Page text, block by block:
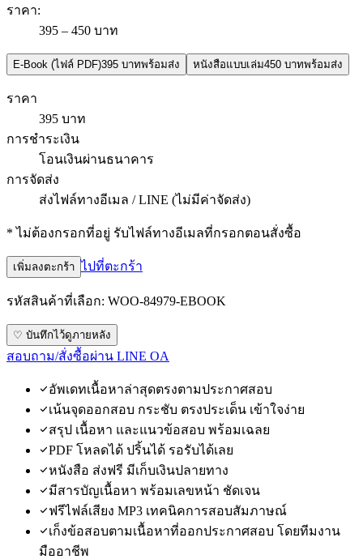
ราคา:
395 – 450 บาท
E-Book (ไฟล์ PDF)395 บาทพร้อมส่ง หนังสือแบบเล่ม450 บาทพร้อมส่ง
ราคา
395 บาท
การชำระเงิน
โอนเงินผ่านธนาคาร
การจัดส่ง
ส่งไฟล์ทางอีเมล / LINE (ไม่มีค่าจัดส่ง)
* ไม่ต้องกรอกที่อยู่ รับไฟล์ทางอีเมลที่กรอกตอนสั่งซื้อ
เพิ่มลงตะกร้า ไปที่ตะกร้า
รหัสสินค้าที่เลือก: WOO-84979-EBOOK
♡ บันทึกไว้ดูภายหลัง
สอบถาม/สั่งซื้อผ่าน LINE OA
อัพเดทเนื้อหาล่าสุดตรงตามประกาศสอบ
เน้นจุดออกสอบ กระชับ ตรงประเด็น เข้าใจง่าย
สรุป เนื้อหา และแนวข้อสอบ พร้อมเฉลย
PDF โหลดได้ ปริ้นได้ รอรับได้เลย
หนังสือ ส่งฟรี มีเก็บเงินปลายทาง
มีสารบัญเนื้อหา พร้อมเลขหน้า ชัดเจน
ฟรีไฟล์เสียง MP3 เทคนิคการสอบสัมภาษณ์
เก็งข้อสอบตามเนื้อหาที่ออกประกาศสอบ โดยทีมงาน
มืออาชีพ